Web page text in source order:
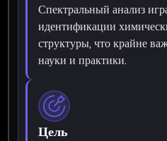
Спектральный анализ
идентификации
структуры, что крайне
науки и практики.
Цель